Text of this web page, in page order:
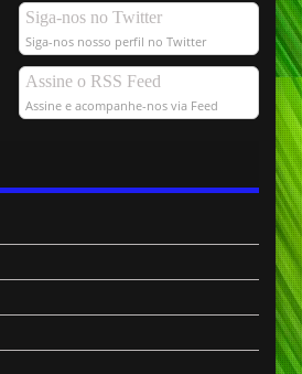
Siga-nos no Twitter
Siga-nos nosso perfil no Twitter
Assine o RSS Feed
Assine e acompanhe-nos via Feed